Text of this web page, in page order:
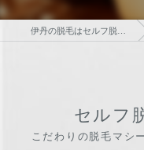
伊丹の脱毛はセルフ脱毛サロンtsudoi
こだわりの脱毛マシ
セルフ